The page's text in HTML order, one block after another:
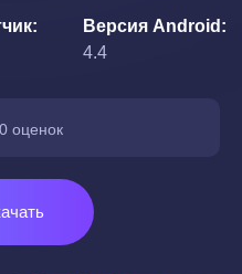
Версия Android
4.4
оценок